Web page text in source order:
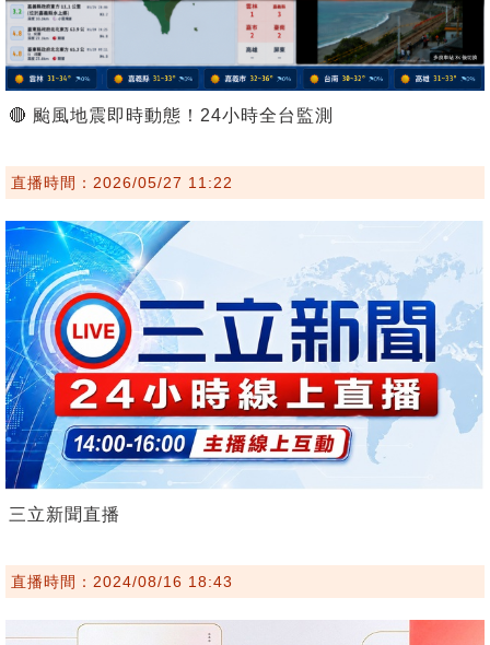
🔴 颱風地震即時動態！24小時全台監測
直播時間：2026/05/27 11:22
三立新聞直播
直播時間：2024/08/16 18:43